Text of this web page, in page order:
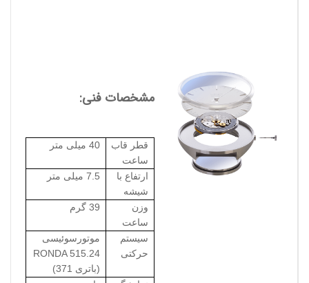
مشخصات فنی:
قطر قاب
ساعت
40 میلی متر
ارتفاع با
شیشه
7.5 میلی متر
وزن
ساعت
39 گرم
سیستم
حرکتی
موتورسوئیسی
RONDA 515.24
(باتری 371)